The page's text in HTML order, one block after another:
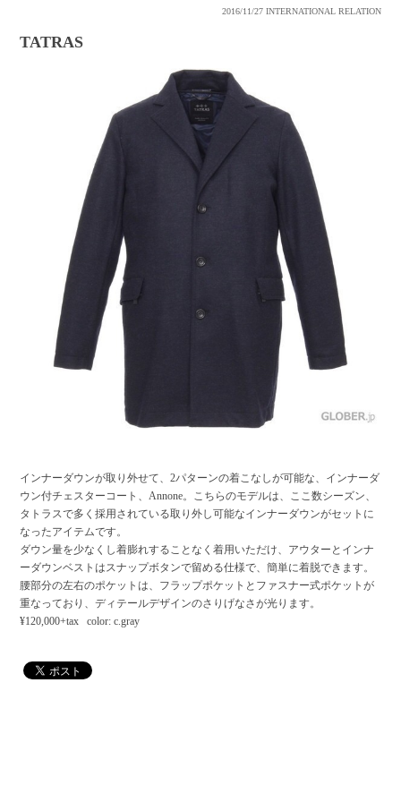
2016/11/27 INTERNATIONAL RELATION
TATRAS
インナーダウンが取り外せて、2パターンの着こなしが可能な、インナーダ
ウン付チェスターコート、Annone。こちらのモデルは、ここ数シーズン、
タトラスで多く採用されている取り外し可能なインナーダウンがセットに
なったアイテムです。
ダウン量を少なくし着膨れすることなく着用いただけ、アウターとインナ
ーダウンベストはスナップボタンで留める仕様で、簡単に着脱できます。
腰部分の左右のポケットは、フラップポケットとファスナー式ポケットが
重なっており、ディテールデザインのさりげなさが光ります。
¥120,000+tax color: c.gray